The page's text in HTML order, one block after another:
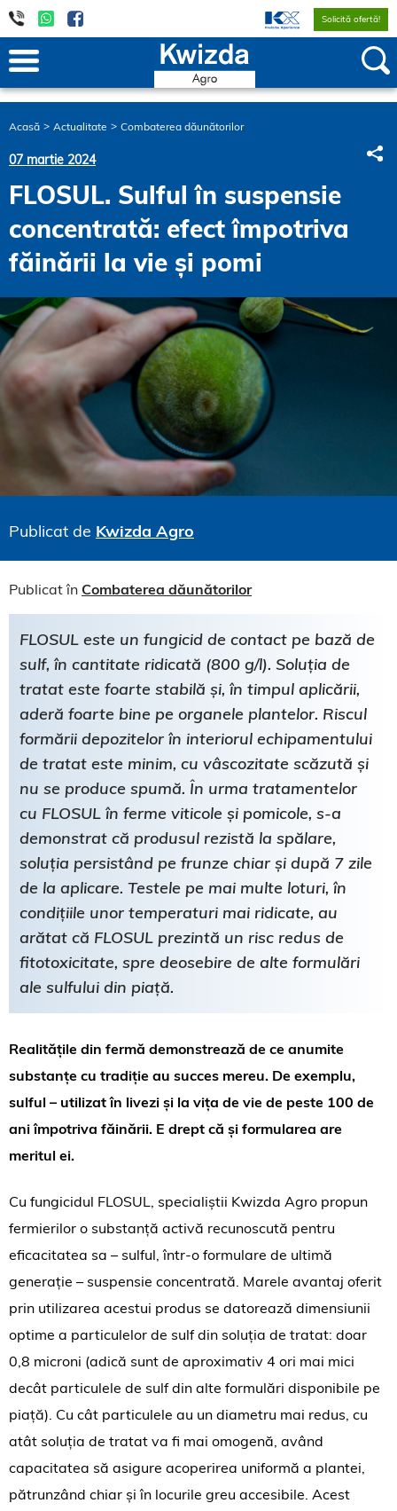
Solicită ofertă!
Acasă Actualitate Combaterea dăunătorilor
07 martie 2024
FLOSUL. Sulful în suspensie
concentrată: efect împotriva
făinării la vie și pomi
Publicat de Kwizda Agro
Publicat în Combaterea dăunătorilor
FLOSUL este un fungicid de contact pe bază de
sulf, în cantitate ridicată (800 g/l). Soluția de
tratat este foarte stabilă și, în timpul aplicării,
aderă foarte bine pe organele plantelor. Riscul
formării depozitelor în interiorul echipamentului
de tratat este minim, cu vâscozitate scăzută și
nu se produce spumă. În urma tratamentelor
cu FLOSUL în ferme viticole și pomicole, s-a
demonstrat că produsul rezistă la spălare,
soluția persistând pe frunze chiar și după 7 zile
de la aplicare. Testele pe mai multe loturi, în
condițiile unor temperaturi mai ridicate, au
arătat că FLOSUL prezintă un risc redus de
fitotoxicitate, spre deosebire de alte formulări
ale sulfului din piață.
Realitățile din fermă demonstrează de ce anumite
substanțe cu tradiție au succes mereu. De exemplu,
sulful – utilizat în livezi și la vița de vie de peste 100 de
ani împotriva făinării. E drept că și formularea are
meritul ei.
Cu fungicidul FLOSUL, specialiștii Kwizda Agro propun
fermierilor o substanță activă recunoscută pentru
eficacitatea sa – sulful, într-o formulare de ultimă
generație – suspensie concentrată. Marele avantaj oferit
prin utilizarea acestui produs se datorează dimensiunii
optime a particulelor de sulf din soluția de tratat: doar
0,8 microni (adică sunt de aproximativ 4 ori mai mici
decât particulele de sulf din alte formulări disponibile pe
piață). Cu cât particulele au un diametru mai redus, cu
atât soluția de tratat va fi mai omogenă, având
capacitatea să asigure acoperirea uniformă a plantei,
pătrunzând chiar și în locurile greu accesibile. Acest